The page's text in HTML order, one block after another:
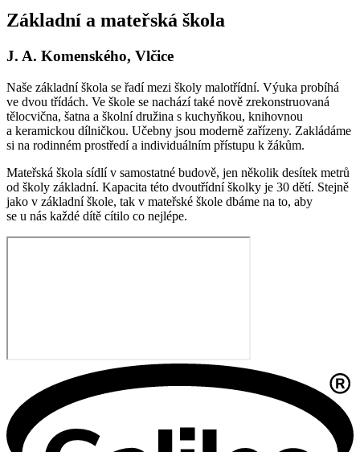
Základní a mateřská škola
J. A. Komenského, Vlčice
Naše základní škola se řadí mezi školy malotřídní. Výuka probíhá
ve dvou třídách. Ve škole se nachází také nově zrekonstruovaná
tělocvična, šatna a školní družina s kuchyňkou, knihovnou
a keramickou dílničkou. Učebny jsou moderně zařízeny. Zakládáme
si na rodinném prostředí a individuálním přístupu k žákům.
Mateřská škola sídlí v samostatné budově, jen několik desítek metrů
od školy základní. Kapacita této dvoutřídní školky je 30 dětí. Stejně
jako v základní škole, tak v mateřské škole dbáme na to, aby
se u nás každé dítě cítilo co nejlépe.